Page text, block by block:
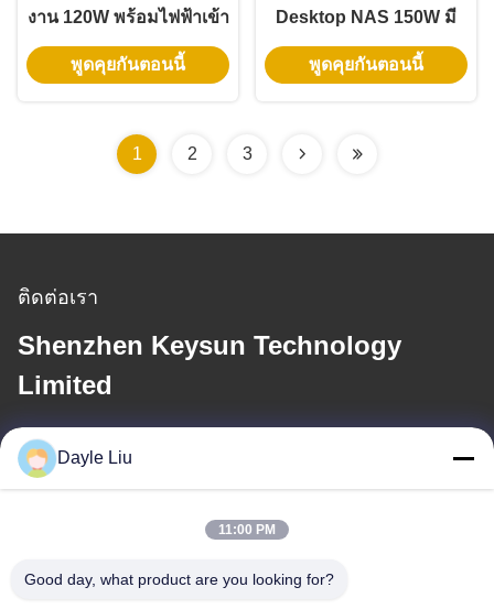
งาน 120W พร้อมไฟฟ้าเข้า
ทั่วไปและการป้องกันความ
ปลอดภัยหลายแบบ
พูดคุยกันตอนนี้
Desktop NAS 150W มี
ประสิทธิภาพพลังงาน
ระดับ VI และรับประกัน 3
พูดคุยกันตอนนี้
1 2 3
ติดต่อเรา
Shenzhen Keysun Technology
Limited
อีเมล
dayle@keysuntech.com
ที่อยู่ของเรา
Dayle Liu
11:00 PM
Good day, what product are you looking for?